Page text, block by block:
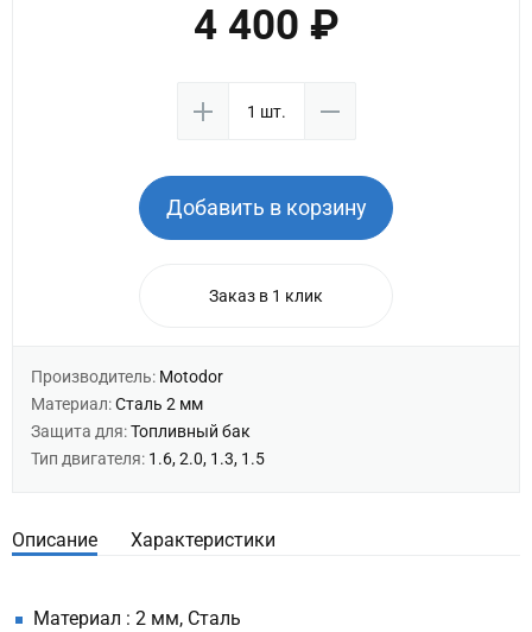
4 400 ₽
Добавить в корзину
Заказ в 1 клик
Производитель: Motodor
Материал:Сталь 2 мм
Защита для:Топливный бак
Тип двигателя: 1.6, 2.0, 1.3, 1.5
Описание Характеристики
Материал : 2 мм, Сталь